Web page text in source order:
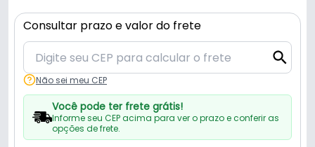
Consultar prazo e valor do frete
Não sei meu CEP
Você pode ter frete grátis!
Informe seu CEP acima para ver o prazo e conferir as
opções de frete.